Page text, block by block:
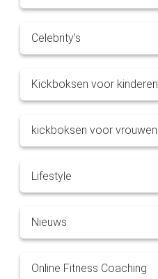
Celebrity's
Kickboksen voor kinderen
kickboksen voor vrouwen
Lifestyle
Nieuws
Online Fitness Coaching